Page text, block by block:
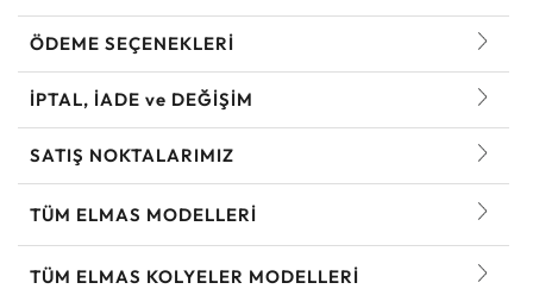
ÖDEME SEÇENEKLERİ
İPTAL, İADE ve DEĞİŞİM
SATIŞ NOKTALARIMIZ
TÜM ELMAS MODELLERI
TÜM ELMAS KOLYELER MODELLERI